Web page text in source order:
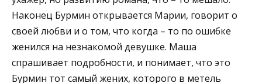
Наконец Бурмин открывается Марии, говорит о
своей любви и о том, что когда – то по ошибке
женился на незнакомой девушке. Маша
спрашивает подробности, и понимает, что это
Бурмин тот самый жених, которого в метель